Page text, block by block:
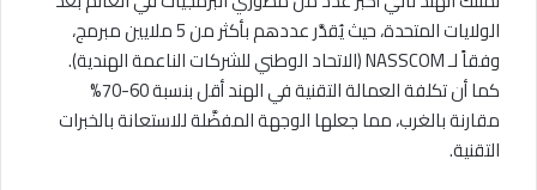
الولايات المتحدة، حيث يُقدَّر عددهم بأكثر من 5 ملايين مبرمج،
وفقاً لـ NASSCOM (الاتحاد الوطني للشركات الناعمة الهندية).
كما أن تكلفة العمالة التقنية في الهند أقل بنسبة 60-70%
مقارنة بالغرب، مما جعلها الوجهة المفضَّلة للاستعانة بالخبرات
التقنية.